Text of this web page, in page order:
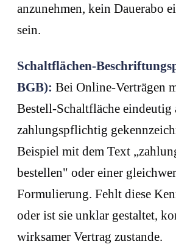
anzunehmen, kein Dauerabo
sein.
Schaltflächen-
BGB): Bei Online-Verträgen
Bestell-Schaltfläche eindeutig
zahlungspflichtig
Beispiel mit dem Text
bestellen" oder einer
Formulierung. Fehlt diese
oder ist sie unklar gestaltet,
wirksamer Vertrag zustande.